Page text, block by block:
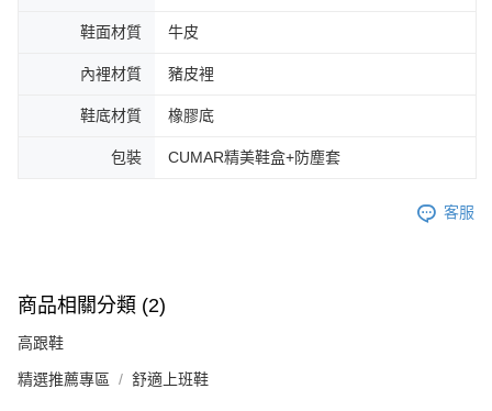
鞋面材質 牛皮
內裡材質 豬皮裡
鞋底材質 橡膠底
包裝 CUMAR精美鞋盒+防塵套
客服
商品相關分類 (2)
高跟鞋
精選推薦專區 舒適上班鞋